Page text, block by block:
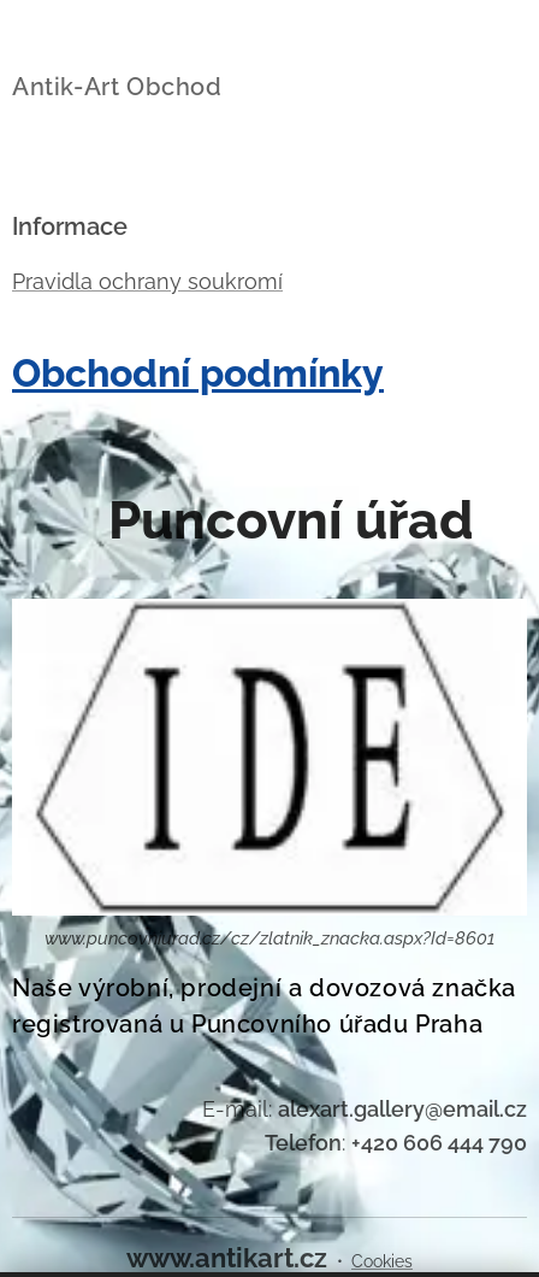
Antik-Art Obchod
Informace
Pravidla ochrany soukromí
Obchodní podmínky
Puncovní úřad
www.puncovniurad.cz/cz/zlatnik_znacka.aspx?Id=8601
Naše výrobní, prodejní a dovozová značka
registrovaná u Puncovního úřadu Praha
E-mail:alexart.gallery@email.cz
Telefon: +420 606 444 790
www.antikart.cz Cookies